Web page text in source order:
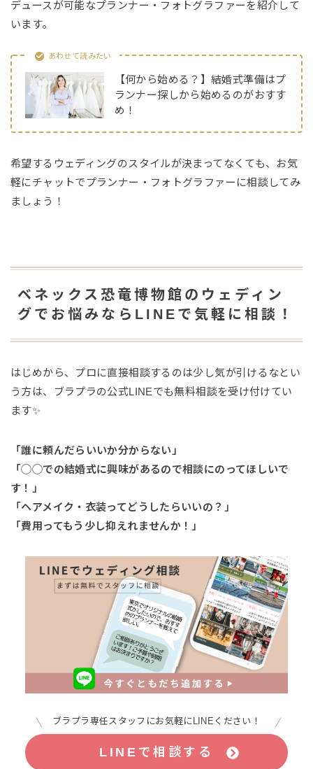
デュースが可能なプランナー・フォトグラファーを紹介して
います。
あわせて読みたい
【何から始める？】結婚式準備はプ
ランナー探しから始めるのがおすす
め！
希望するウェディングのスタイルが決まってなくても、お気
軽にチャットでプランナー・フォトグラファーに相談してみ
ましょう！
ベネックス恐竜博物館のウェディン
グでお悩みならLINEで気軽に相談！
はじめから、プロに直接相談するのは少し気が引けるなとい
う方は、ブラプラの公式LINEでも無料相談を受け付けてい
ます✨
「誰に頼んだらいいか分からない」
「◯◯での結婚式に興味があるので相談にのってほしいで
す！」
「ヘアメイク・衣装ってどうしたらいいの？」
「費用ってもう少し抑えれませんか！」
ブラプラ専任スタッフにお気軽にLINEください！
LINEで相談する